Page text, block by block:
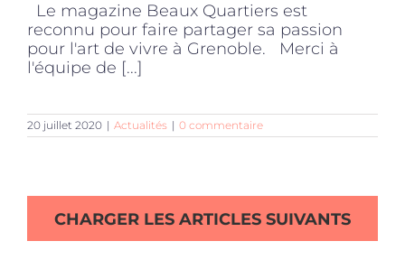
Le magazine Beaux Quartiers est
reconnu pour faire partager sa passion
pour l'art de vivre à Grenoble. Merci à
l'équipe de [...]
20 juillet 2020 | Actualités | 0 commentaire
CHARGER LES ARTICLES SUIVANTS